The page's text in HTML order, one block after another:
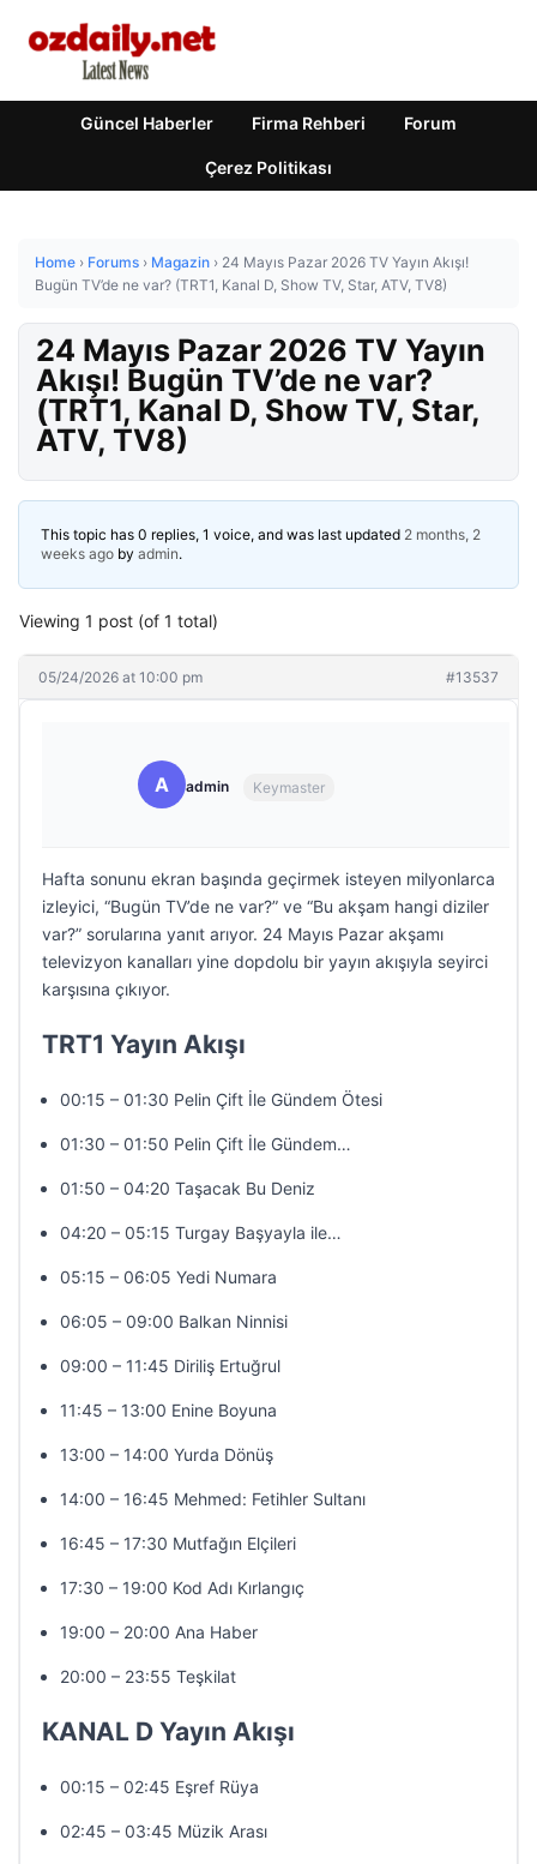
Güncel Haberler Firma Rehberi Forum
Çerez Politikası
Home › Forums › Magazin › 24 Mayıs Pazar 2026 TV Yayın Akışı!
Bugün TV’de ne var? (TRT1, Kanal D, Show TV, Star, ATV, TV8)
24 Mayıs Pazar 2026 TV Yayın
Akışı! Bugün TV’de ne var?
(TRT1, Kanal D, Show TV, Star,
ATV, TV8)
This topic has 0 replies, 1 voice, and was last updated 2 months, 2
weeks ago by admin.
Viewing 1 post (of 1 total)
05/24/2026 at 10:00 pm #13537
A admin Keymaster
Hafta sonunu ekran başında geçirmek isteyen milyonlarca
izleyici, “Bugün TV’de ne var?” ve “Bu akşam hangi diziler
var?” sorularına yanıt arıyor. 24 Mayıs Pazar akşamı
televizyon kanalları yine dopdolu bir yayın akışıyla seyirci
karşısına çıkıyor.
TRT1 Yayın Akışı
00:15 – 01:30 Pelin Çift İle Gündem Ötesi
01:30 – 01:50 Pelin Çift İle Gündem…
01:50 – 04:20 Taşacak Bu Deniz
04:20 – 05:15 Turgay Başyayla ile…
05:15 – 06:05 Yedi Numara
06:05 – 09:00 Balkan Ninnisi
09:00 – 11:45 Diriliş Ertuğrul
11:45 – 13:00 Enine Boyuna
13:00 – 14:00 Yurda Dönüş
14:00 – 16:45 Mehmed: Fetihler Sultanı
16:45 – 17:30 Mutfağın Elçileri
17:30 – 19:00 Kod Adı Kırlangıç
19:00 – 20:00 Ana Haber
20:00 – 23:55 Teşkilat
KANAL D Yayın Akışı
00:15 – 02:45 Eşref Rüya
02:45 – 03:45 Müzik Arası